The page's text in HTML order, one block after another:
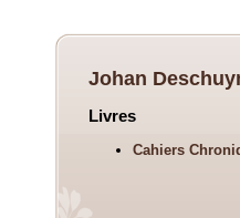
Johan
Livres
Cahiers